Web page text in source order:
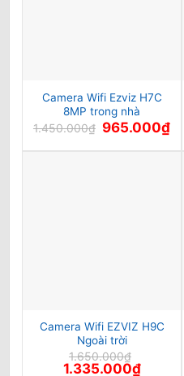
Camera Wifi Ezviz H7C
8MP trong nhà
1.450.000₫ Giá
gốc
là:
965.000₫Giá
tại
Camera Wifi EZVIZ H9C
Ngoài trời
1.650.000₫
Giá
1.335.000₫Giá